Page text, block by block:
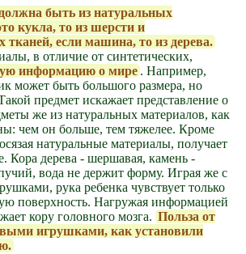
быть из натуральных
кукла, то из шерсти и
если машина, то из дерева.
в отличие от синтетических,
информацию о мире . Например,
может быть большого размера, но
предмет искажает представление о
же из натуральных материалов, как
чем он больше, тем тяжелее. Кроме
натуральные материалы, получает
дерева - шершавая, камень -
вода не держит форму. Играя же с
рука ребенка чувствует только
поверхность. Нагружая информацией
кору головного мозга. Польза от
игрушками, как установили